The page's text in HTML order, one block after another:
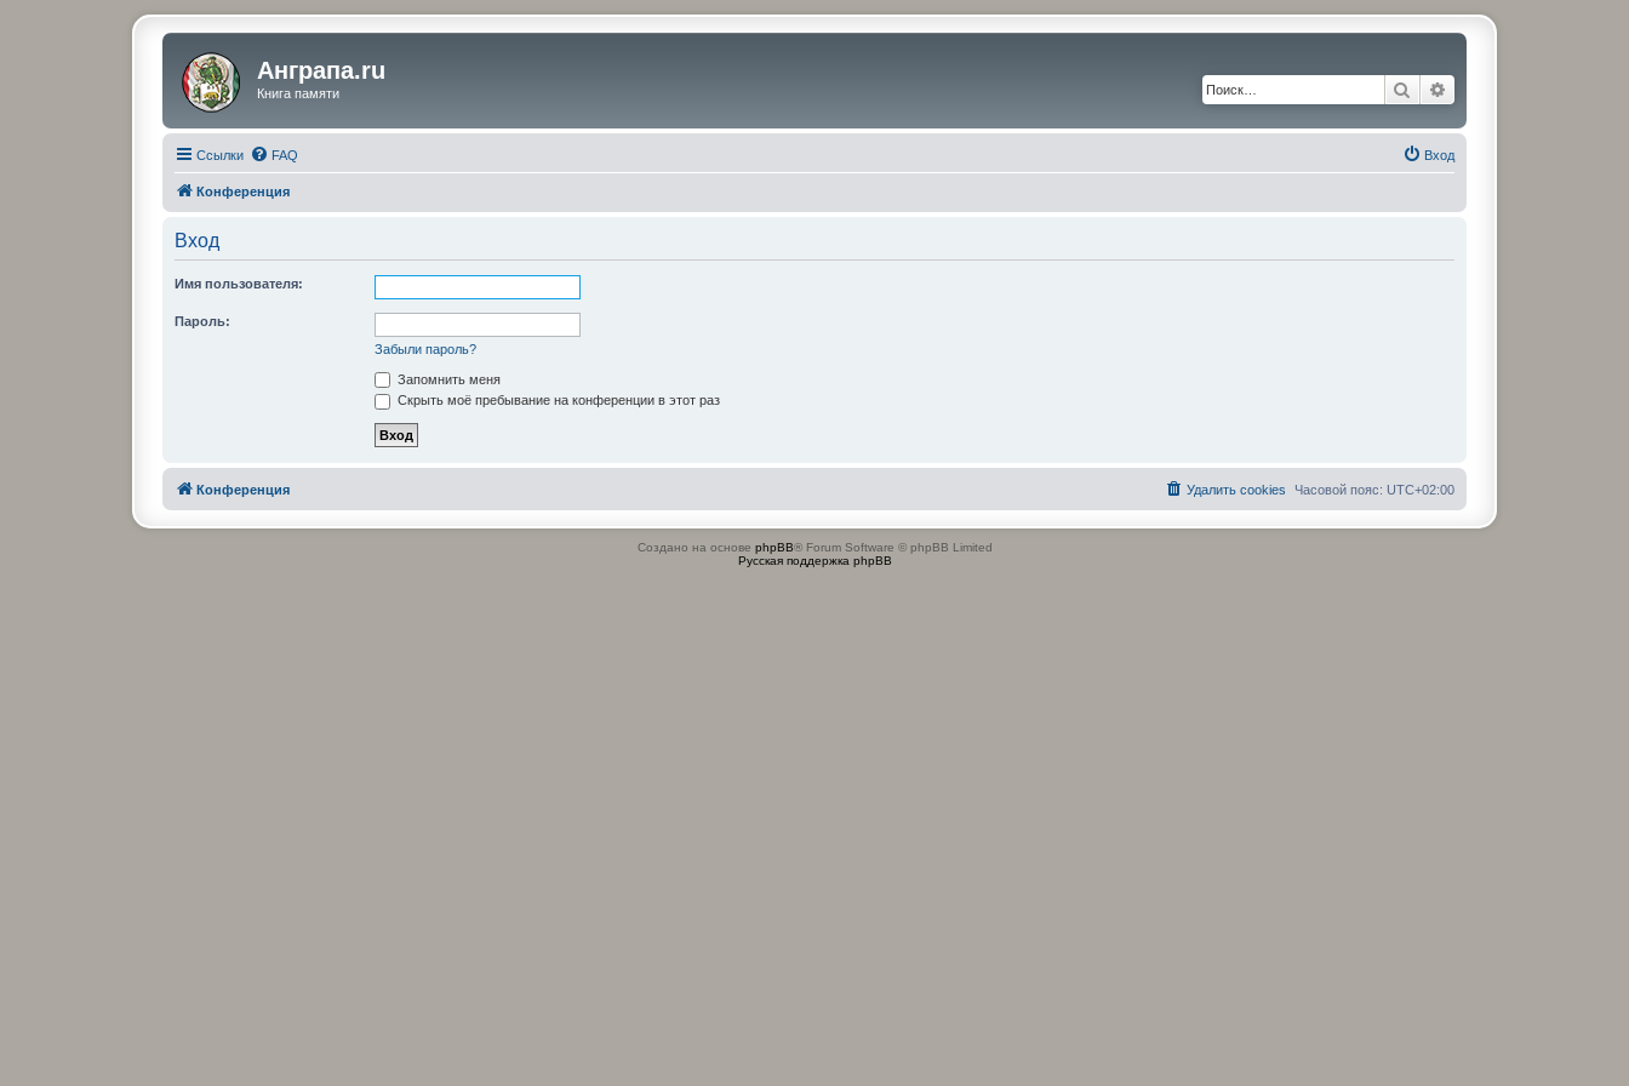
Анграпа.ru
Книга памяти Поиск
Ссылки FAQ Вход
Конференция
Вход
Имя пользователя:
Пароль:
Забыли пароль?
Запомнить меня
Скрыть моё пребывание на конференции в этот раз
Конференция Часовой пояс: UTC+02:00
Удалить cookies
Создано на основе phpBB® Forum Software © phpBB Limited
Русская поддержка phpBB